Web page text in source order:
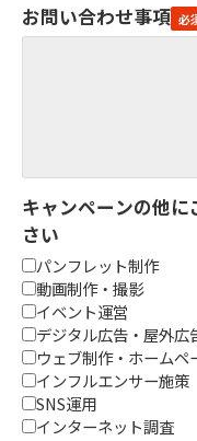
お問い合わせ事項
キャンペーンの他
さい
パンフレット制作
動画制作・撮影
イベント運営
デジタル広告・屋外広
ウェブ制作・ホームペ
インフルエンサー施策
SNS運用
インターネット調査